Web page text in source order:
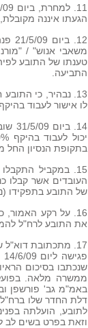
הגעתו איננה מקובלת,
משאבי אנוש" /
התביעה.
13. נבהיר, כי
לו אישור לעבוד בהיקף שלא
בתקופת הנסיון החל מיום 1/6/09 (נספח 4 (ה-1) לכתב
15. במקביל
העובדים אשר קבלו
של התובע בתפקידו (נספח 4 (ט) לכתב התביעה – מכתב
את התובע לרח"ל
17. מתכתובת
ממשרה מלאה.
באמ"מ גב' פורשפן
דלת החדר שלו ברח"ל
לתובע, הועלתה
וזאת בפרט בשים לב